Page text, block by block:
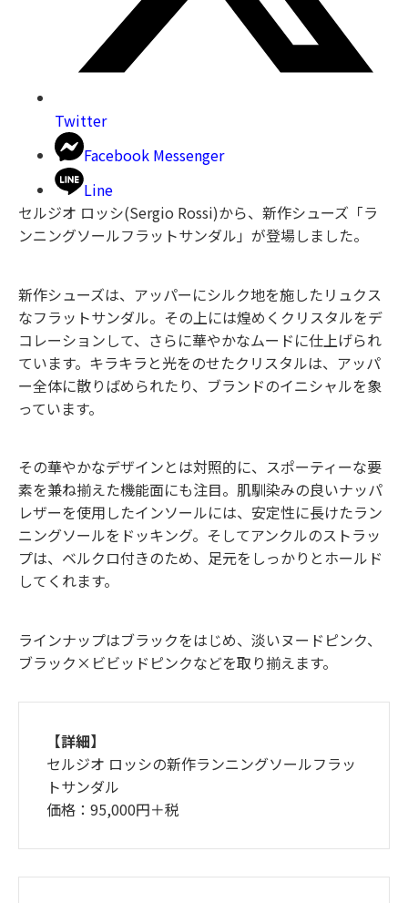
Twitter
Facebook Messenger
Line
セルジオ ロッシ(Sergio Rossi)から、新作シューズ「ラ
ンニングソールフラットサンダル」が登場しました。
新作シューズは、アッパーにシルク地を施したリュクス
なフラットサンダル。その上には煌めくクリスタルをデ
コレーションして、さらに華やかなムードに仕上げられ
ています。キラキラと光をのせたクリスタルは、アッパ
ー全体に散りばめられたり、ブランドのイニシャルを象
っています。
その華やかなデザインとは対照的に、スポーティーな要
素を兼ね揃えた機能面にも注目。肌馴染みの良いナッパ
レザーを使用したインソールには、安定性に長けたラン
ニングソールをドッキング。そしてアンクルのストラッ
プは、ベルクロ付きのため、足元をしっかりとホールド
してくれます。
ラインナップはブラックをはじめ、淡いヌードピンク、
ブラック×ビビッドピンクなどを取り揃えます。
【詳細】
セルジオ ロッシの新作ランニングソールフラッ
トサンダル
価格：95,000円＋税